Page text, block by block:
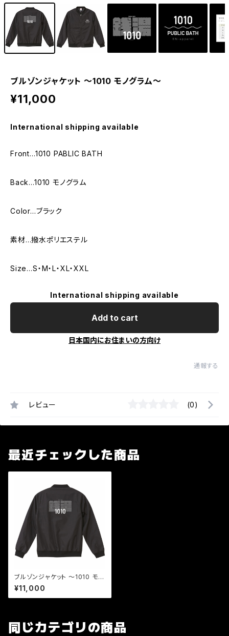
ブルゾンジャケット 〜1010 モノグラム〜
¥11,000
International shipping available
Front…1010 PABLIC BATH
Back…1010 モノグラム
Color…ブラック
素材…撥水ポリエステル
Size…S・M・L・XL・XXL
International shipping available
Add to cart
日本国内にお住まいの方向け
通報する
レビュー (0)
最近チェックした商品
ブルゾンジャケット 〜1010 モノ
グラム〜
¥11,000
同じカテゴリの商品